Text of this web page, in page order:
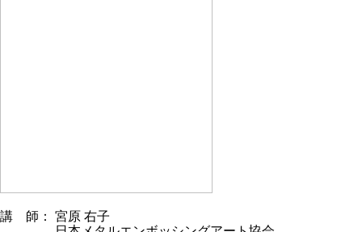
講 師： 宮原 右子